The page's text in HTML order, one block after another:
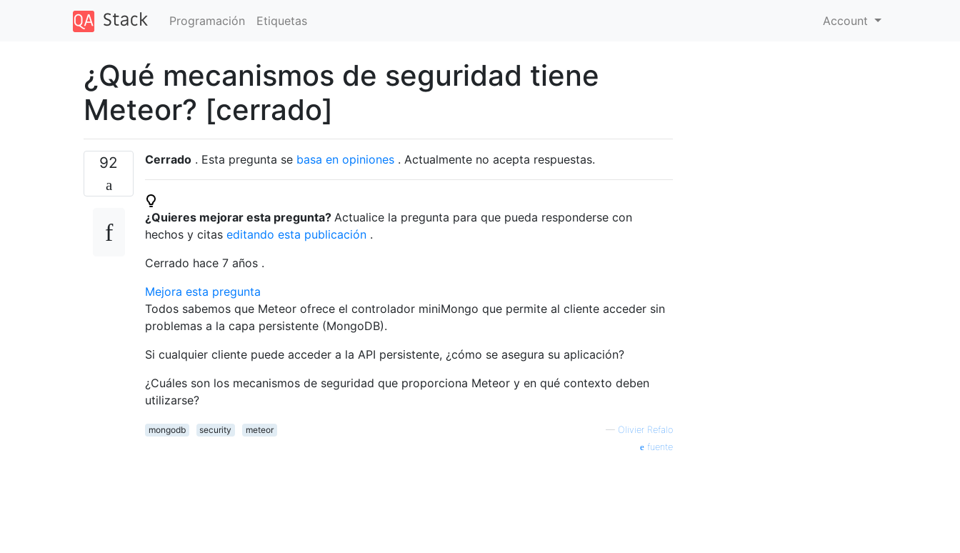
Programación Etiquetas Account
¿Qué mecanismos de seguridad tiene
Meteor? [cerrado]
92 Cerrado . Esta pregunta se basa en opiniones . Actualmente no acepta respuestas.
¿Quieres mejorar esta pregunta? Actualice la pregunta para que pueda responderse con
hechos y citas editando esta publicación .
Cerrado hace 7 años .
Mejora esta pregunta
Todos sabemos que Meteor ofrece el controlador miniMongo que permite al cliente acceder sin
problemas a la capa persistente (MongoDB).
Si cualquier cliente puede acceder a la API persistente, ¿cómo se asegura su aplicación?
¿Cuáles son los mecanismos de seguridad que proporciona Meteor y en qué contexto deben
utilizarse?
mongodb security meteor — Olivier Refalo
fuente